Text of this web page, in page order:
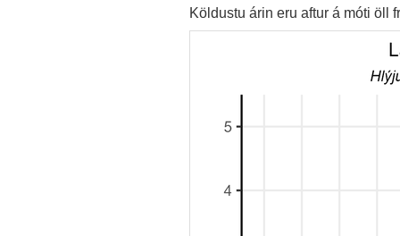
Köldustu árin eru aftur á móti öll